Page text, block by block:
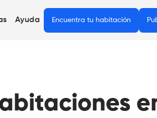
Ayuda Encuentra tu habitación